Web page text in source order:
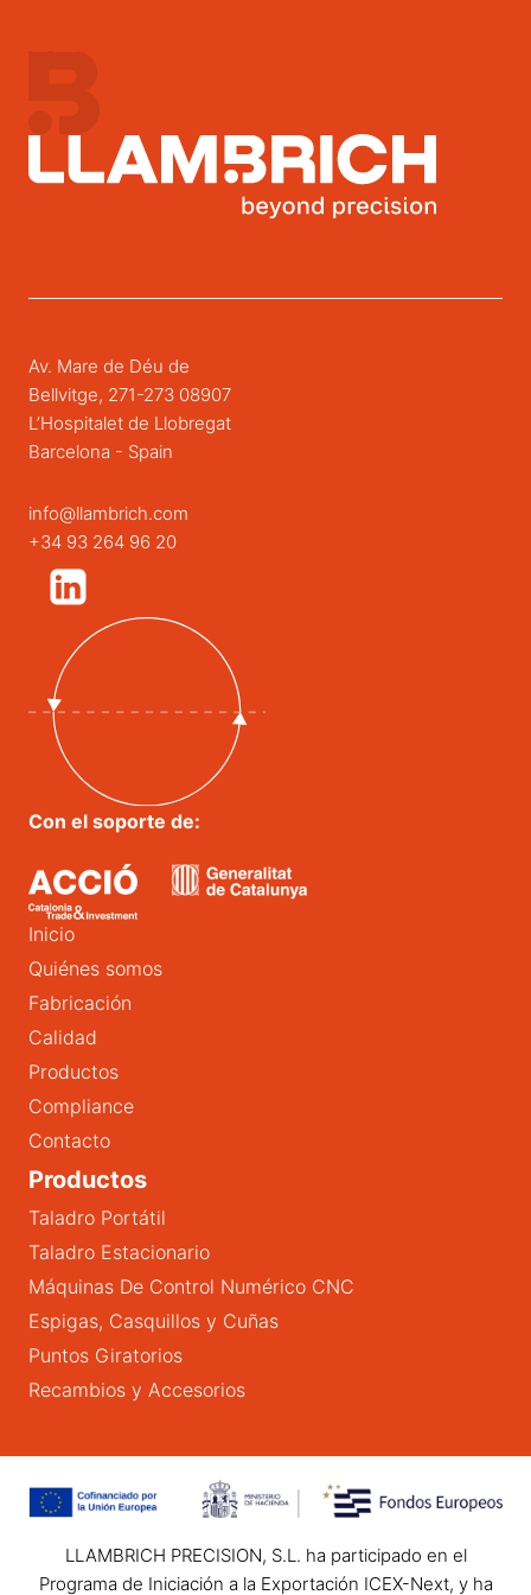
Av. Mare de Déu de
Bellvitge, 271-273 08907
L’Hospitalet de Llobregat
Barcelona - Spain
info@llambrich.com
+34 93 264 96 20
Con el soporte de:
Inicio
Quiénes somos
Fabricación
Calidad
Productos
Compliance
Contacto
Productos
Taladro Portátil
Taladro Estacionario
Máquinas De Control Numérico CNC
Espigas, Casquillos y Cuñas
Puntos Giratorios
Recambios y Accesorios
LLAMBRICH PRECISION, S.L. ha participado en el
Programa de Iniciación a la Exportación ICEX-Next, y ha